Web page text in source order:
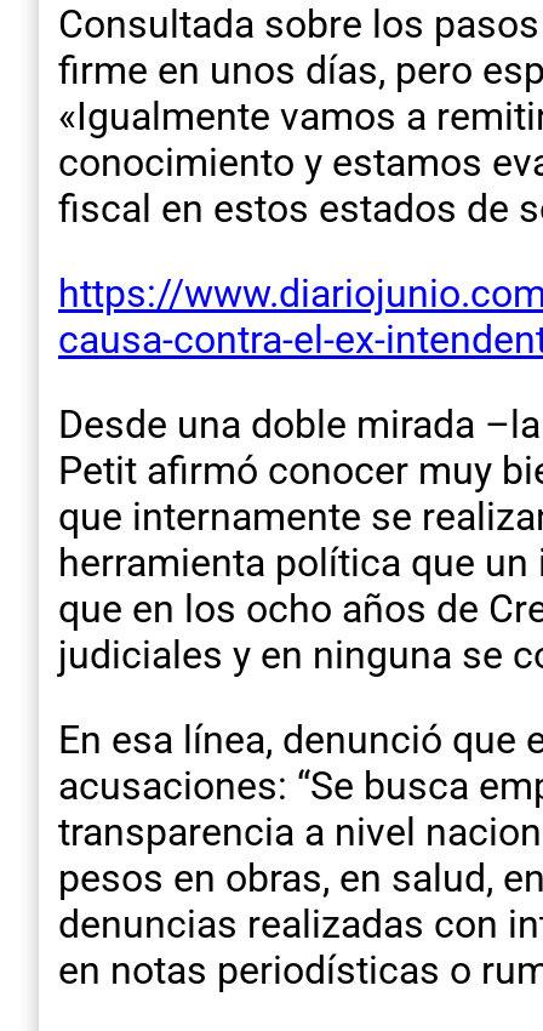
Consultada sobre los
firme en unos días, pero
«Igualmente vamos a
conocimiento y estamos
fiscal en estos estados de
https://
causa-contra-el-ex-
Desde una doble mirada
Petit afirmó conocer muy
que internamente se
herramienta política que
que en los ocho años de
judiciales y en ninguna se
En esa línea, denunció
acusaciones: “Se busca
transparencia a nivel
pesos en obras, en salud,
denuncias realizadas con
en notas periodísticas o